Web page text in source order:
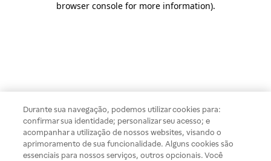
browser console for more information).
Durante sua navegação, podemos utilizar cookies para:
confirmar sua identidade; personalizar seu acesso; e
acompanhar a utilização de nossos websites, visando o
aprimoramento de sua funcionalidade. Alguns cookies são
essenciais para nossos serviços, outros opcionais. Você